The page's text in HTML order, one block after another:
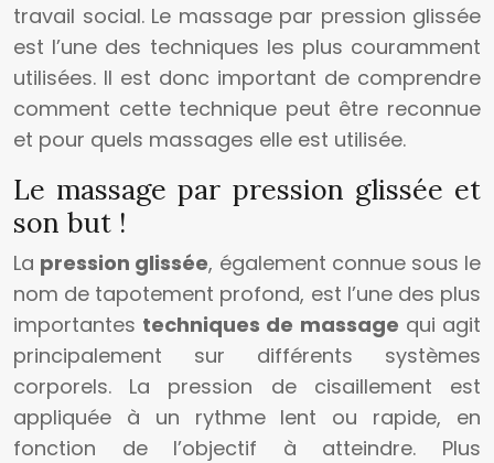
travail social. Le massage par pression glissée
est l’une des techniques les plus couramment
utilisées. Il est donc important de comprendre
comment cette technique peut être reconnue
et pour quels massages elle est utilisée.
Le massage par pression glissée et
son but !
La pression glissée, également connue sous le
nom de tapotement profond, est l’une des plus
importantes techniques de massage qui agit
principalement sur différents systèmes
corporels. La pression de cisaillement est
appliquée à un rythme lent ou rapide, en
fonction de l’objectif à atteindre. Plus